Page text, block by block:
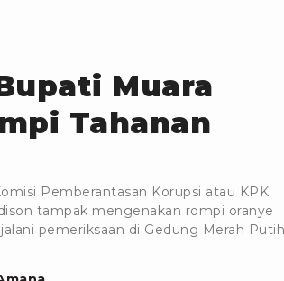
Muara
Tahanan
Pemberantasan Korupsi atau KPK
tampak mengenakan rompi oranye
pemeriksaan di Gedung Merah Putih